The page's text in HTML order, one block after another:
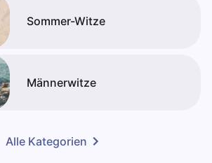
Sommer-Witze
Männerwitze
Alle Kategorien